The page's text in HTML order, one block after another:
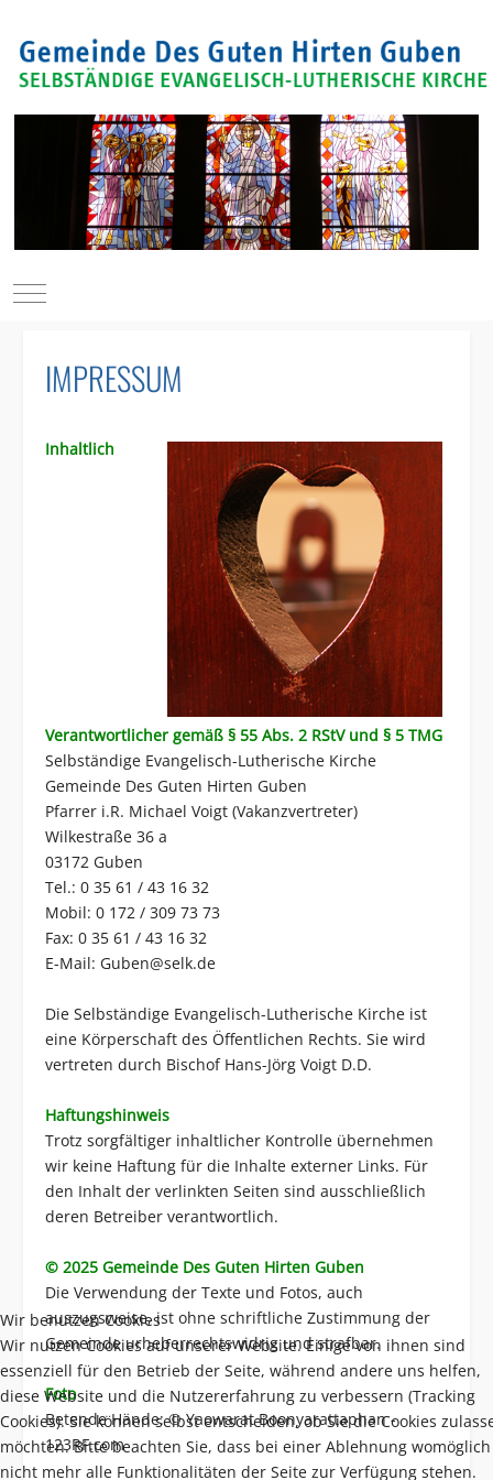
Mobile Menu Toggle
IMPRESSUM
Inhaltlich
Verantwortlicher gemäß § 55 Abs. 2 RStV und § 5 TMG
Selbständige Evangelisch-Lutherische Kirche
Gemeinde Des Guten Hirten Guben
Pfarrer i.R. Michael Voigt (Vakanzvertreter)
Wilkestraße 36 a
03172 Guben
Tel.: 0 35 61 / 43 16 32
Mobil: 0 172 / 309 73 73
Fax: 0 35 61 / 43 16 32
E-Mail: Guben@selk.de
Die Selbständige Evangelisch-Lutherische Kirche ist
eine Körperschaft des Öffentlichen Rechts. Sie wird
vertreten durch Bischof Hans-Jörg Voigt D.D.
Haftungshinweis
Trotz sorgfältiger inhaltlicher Kontrolle übernehmen
wir keine Haftung für die Inhalte externer Links. Für
den Inhalt der verlinkten Seiten sind ausschließlich
deren Betreiber verantwortlich.
© 2025 Gemeinde Des Guten Hirten Guben
Die Verwendung der Texte und Fotos, auch
auszugsweise, ist ohne schriftliche Zustimmung der
Gemeinde urheberrechtswidrig und strafbar.
Foto
Betende Hände: © Yaowarat Boonyarattaphan -
123RF.com
Wir benutzen Cookies
Wir nutzen Cookies auf unserer Website. Einige von ihnen sind
essenziell für den Betrieb der Seite, während andere uns helfen,
diese Website und die Nutzererfahrung zu verbessern (Tracking
Cookies). Sie können selbst entscheiden, ob Sie die Cookies
möchten. Bitte beachten Sie, dass bei einer Ablehnung womöglich
nicht mehr alle Funktionalitäten der Seite zur Verfügung stehen.